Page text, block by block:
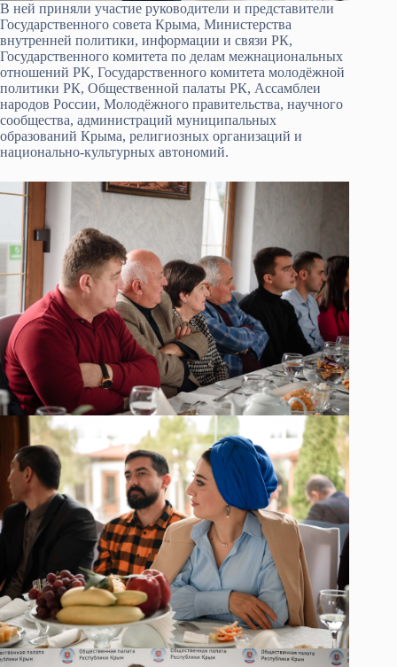
В ней приняли участие руководители и представители
Государственного совета Крыма, Министерства
внутренней политики, информации и связи РК,
Государственного комитета по делам межнациональных
отношений РК, Государственного комитета молодёжной
политики РК, Общественной палаты РК, Ассамблеи
народов России, Молодёжного правительства, научного
сообщества, администраций муниципальных
образований Крыма, религиозных организаций и
национально-культурных автономий.